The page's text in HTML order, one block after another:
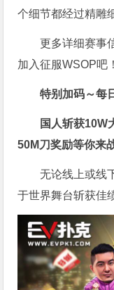
个细节都经过精雕
更多详细赛事
加入征服WSOP吧！
特别加码～每
国人斩获10W
50M刀奖励等你来
无论线上或线
于世界舞台斩获佳